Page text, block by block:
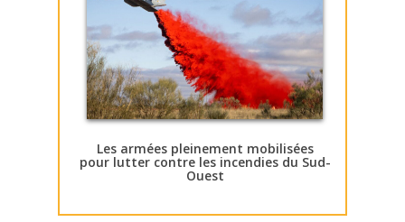
Les armées pleinement mobilisées
pour lutter contre les incendies du Sud-
Ouest